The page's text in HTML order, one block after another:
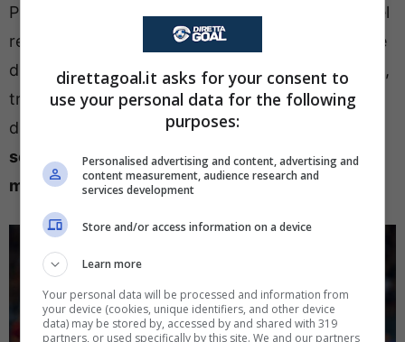
Per l’ex bomber della Lazio l’esito è una lesione del
retto femorale destro, per il difensore una lesione
di basso grado del bicipite femorale destro. Il che,
tradotto in tempistiche, significa che il tecnico
dovrà fare a meno dell’attaccante per
settimane, mentre starà fuoripiù o meno un
meseil centrale rossoblù.
direttagoal.it asks for your consent to
use your personal data for the following
purposes:
Personalised advertising and content, advertising and
content measurement, audience research and
services development
Store and/or access information on a device
Learn more
Your personal data will be processed and information from
your device (cookies, unique identifiers, and other device
data) may be stored by, accessed by and shared with 319
partners, or used specifically by this site. We and our partners